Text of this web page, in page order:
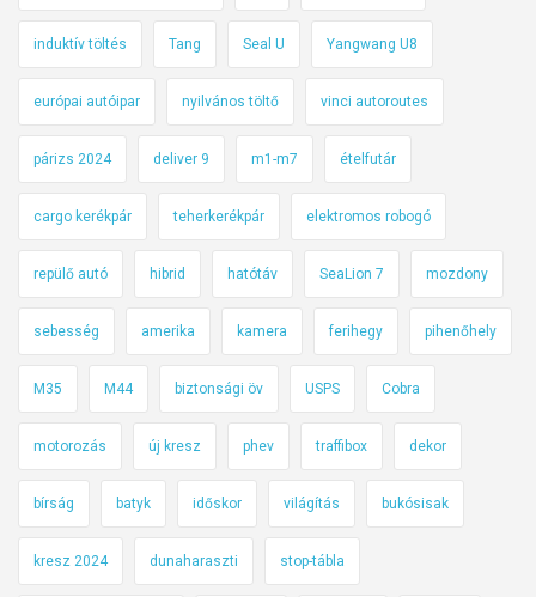
induktív töltés Tang Seal U Yangwang U8
európai autóipar nyilvános töltő vinci autoroutes
párizs 2024 deliver 9 m1-m7 ételfutár
cargo kerékpár teherkerékpár elektromos robogó
repülő autó hibrid hatótáv SeaLion 7 mozdony
sebesség amerika kamera ferihegy pihenőhely
M35 M44 biztonsági öv USPS Cobra
motorozás új kresz phev traffibox dekor
bírság batyk időskor világítás bukósisak
kresz 2024 dunaharaszti stop-tábla